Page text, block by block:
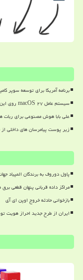
برنامه آمریکا برای توسعه سوپر
سیستم عامل macOS ۲۷ روی این مدلهای مک اجرا نمی شود
علی بابا هوش مصنوعی برای ربات
زیر پوست پیامرسان های داخلی
پاول دوروف به برندگان المپیاد
مراکز داده قربانی پنهان قطعی
بازخوانی حادثه خروج اوپن ای آی
ایران از طرح جدید احراز هویت